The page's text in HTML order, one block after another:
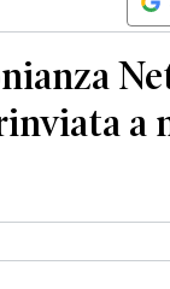
a